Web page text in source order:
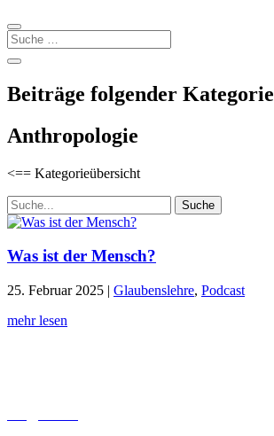
Beiträge folgender Kategorie
Anthropologie
<== Kategorieübersicht
Suchen
nach:
Was ist der Mensch?
25. Februar 2025 | Glaubenslehre, Podcast
mehr lesen